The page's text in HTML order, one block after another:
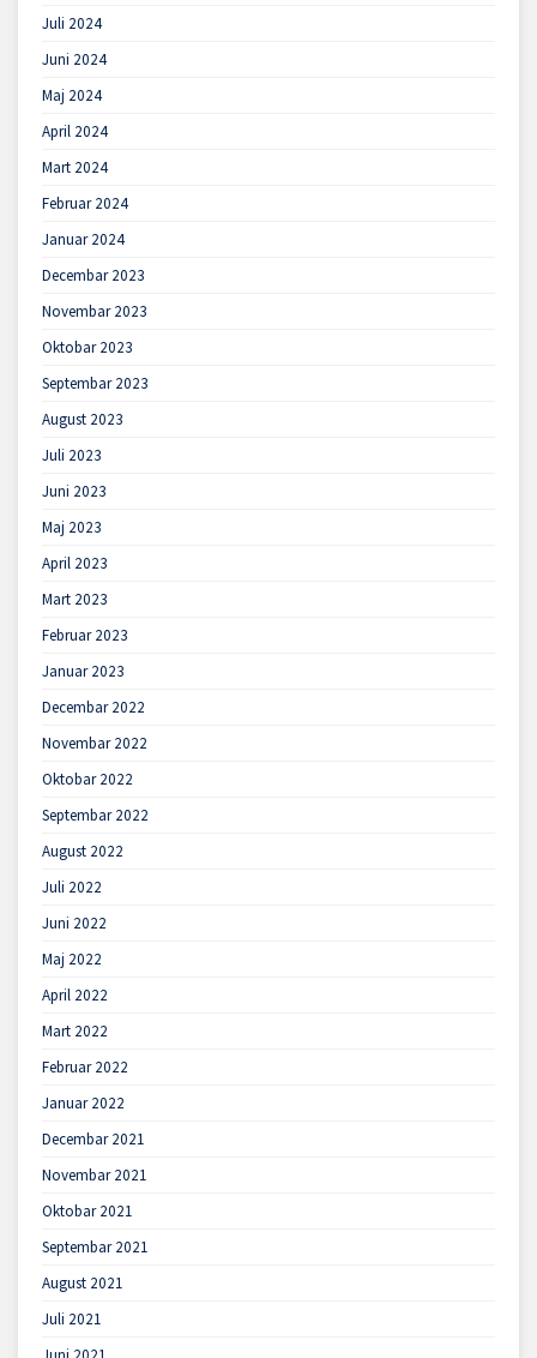
Juli 2024
Juni 2024
Maj 2024
April 2024
Mart 2024
Februar 2024
Januar 2024
Decembar 2023
Novembar 2023
Oktobar 2023
Septembar 2023
August 2023
Juli 2023
Juni 2023
Maj 2023
April 2023
Mart 2023
Februar 2023
Januar 2023
Decembar 2022
Novembar 2022
Oktobar 2022
Septembar 2022
August 2022
Juli 2022
Juni 2022
Maj 2022
April 2022
Mart 2022
Februar 2022
Januar 2022
Decembar 2021
Novembar 2021
Oktobar 2021
Septembar 2021
August 2021
Juli 2021